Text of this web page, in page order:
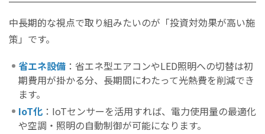
中長期的な視点で取り組みたいのが「投資対効果が高い施
策」です。
省エネ設備 ：省エネ型エアコンやLED照明への切替は初
期費用が掛かる分、長期間にわたって光熱費を削減でき
ます。
IoT化 ：IoTセンサーを活用すれば、電力使用量の最適化
や空調・照明の自動制御が可能になります。